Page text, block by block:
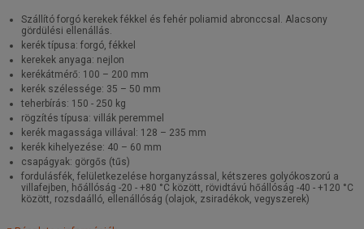
Szállító forgó kerekek fékkel és fehér poliamid abronccsal. Alacsony
gördülési ellenállás.
kerék típusa: forgó, fékkel
kerekek anyaga: nejlon
kerékátmérő: 100 – 200 mm
kerék szélessége: 35 – 50 mm
teherbírás: 150 - 250 kg
rögzítés típusa: villák peremmel
kerék magassága villával: 128 – 235 mm
kerék kihelyezése: 40 – 60 mm
csapágyak: görgős (tűs)
fordulásfék, felületkezelése horganyzással, kétszeres golyókoszorú a
villafejben, hőállóság -20 - +80 °C között, rövidtávú hőállóság -40 - +120 °C
között, rozsdaálló, ellenállóság (olajok, zsiradékok, vegyszerek)